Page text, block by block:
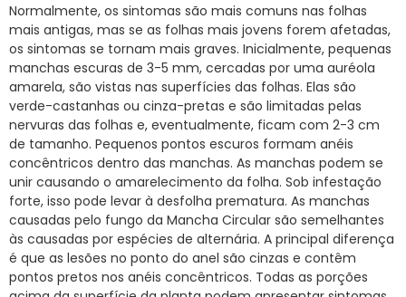
Normalmente, os sintomas são mais comuns nas folhas
mais antigas, mas se as folhas mais jovens forem afetadas,
os sintomas se tornam mais graves. Inicialmente, pequenas
manchas escuras de 3-5 mm, cercadas por uma auréola
amarela, são vistas nas superfícies das folhas. Elas são
verde-castanhas ou cinza-pretas e são limitadas pelas
nervuras das folhas e, eventualmente, ficam com 2-3 cm
de tamanho. Pequenos pontos escuros formam anéis
concêntricos dentro das manchas. As manchas podem se
unir causando o amarelecimento da folha. Sob infestação
forte, isso pode levar à desfolha prematura. As manchas
causadas pelo fungo da Mancha Circular são semelhantes
às causadas por espécies de alternária. A principal diferença
é que as lesões no ponto do anel são cinzas e contêm
pontos pretos nos anéis concêntricos. Todas as porções